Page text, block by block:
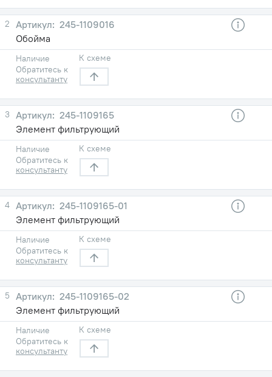
2
245-1109016
Обойма
Наличие
Обратитесь к
консультанту
К схеме
3
245-1109165
Элемент фильтрующий
Наличие
Обратитесь к
консультанту
К схеме
4
245-1109165-01
Элемент фильтрующий
Наличие
Обратитесь к
консультанту
К схеме
5
245-1109165-02
Элемент фильтрующий
Наличие
Обратитесь к
консультанту
К схеме